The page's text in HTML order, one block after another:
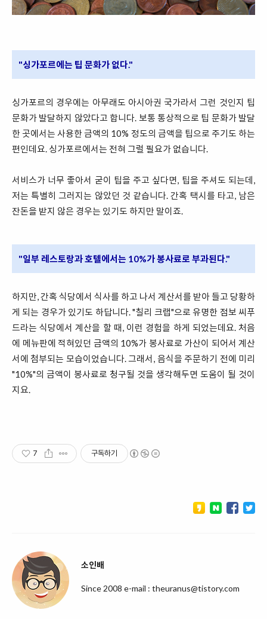
"싱가포르에는 팁 문화가 없다."
싱가포르의 경우에는 아무래도 아시아권 국가라서 그런 것인지 팁
문화가 발달하지 않았다고 합니다. 보통 통상적으로 팁 문화가 발달
한 곳에서는 사용한 금액의 10% 정도의 금액을 팁으로 주기도 하는
편인데요. 싱가포르에서는 전혀 그럴 필요가 없습니다.
서비스가 너무 좋아서 굳이 팁을 주고 싶다면, 팁을 주셔도 되는데,
저는 특별히 그러지는 않았던 것 같습니다. 간혹 택시를 타고, 남은
잔돈을 받지 않은 경우는 있기도 하지만 말이죠.
"일부 레스토랑과 호텔에서는 10%가 봉사료로 부과된다."
하지만, 간혹 식당에서 식사를 하고 나서 계산서를 받아 들고 당황하
게 되는 경우가 있기도 하답니다. "칠리 크랩"으로 유명한 점보 씨푸
드라는 식당에서 계산을 할 때, 이런 경험을 하게 되었는데요. 처음
에 메뉴판에 적혀있던 금액의 10%가 봉사료로 가산이 되어서 계산
서에 첨부되는 모습이었습니다. 그래서, 음식을 주문하기 전에 미리
"10%"의 금액이 봉사료로 청구될 것을 생각해두면 도움이 될 것이
지요.
7 구독하기
소인배
Since 2008 e-mail : theuranus@tistory.com